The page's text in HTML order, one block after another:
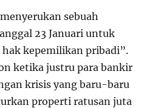
sebuah
23 Januari untuk
kepemilikan pribadi”.
ketika justru para bankir
krisis yang baru-baru
properti ratusan juta